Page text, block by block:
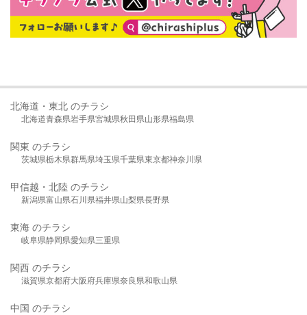
北海道・東北 のチラシ
北海道青森県岩手県宮城県秋田県山形県福島県
関東 のチラシ
茨城県栃木県群馬県埼玉県千葉県東京都神奈川県
甲信越・北陸 のチラシ
新潟県富山県石川県福井県山梨県長野県
東海 のチラシ
岐阜県静岡県愛知県三重県
関西 のチラシ
滋賀県京都府大阪府兵庫県奈良県和歌山県
中国 のチラシ